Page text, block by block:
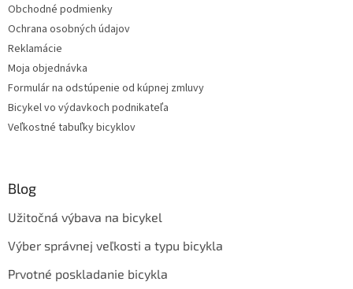
Obchodné podmienky
Ochrana osobných údajov
Reklamácie
Moja objednávka
Formulár na odstúpenie od kúpnej zmluvy
Bicykel vo výdavkoch podnikateľa
Veľkostné tabuľky bicyklov
Blog
Užitočná výbava na bicykel
Výber správnej veľkosti a typu bicykla
Prvotné poskladanie bicykla